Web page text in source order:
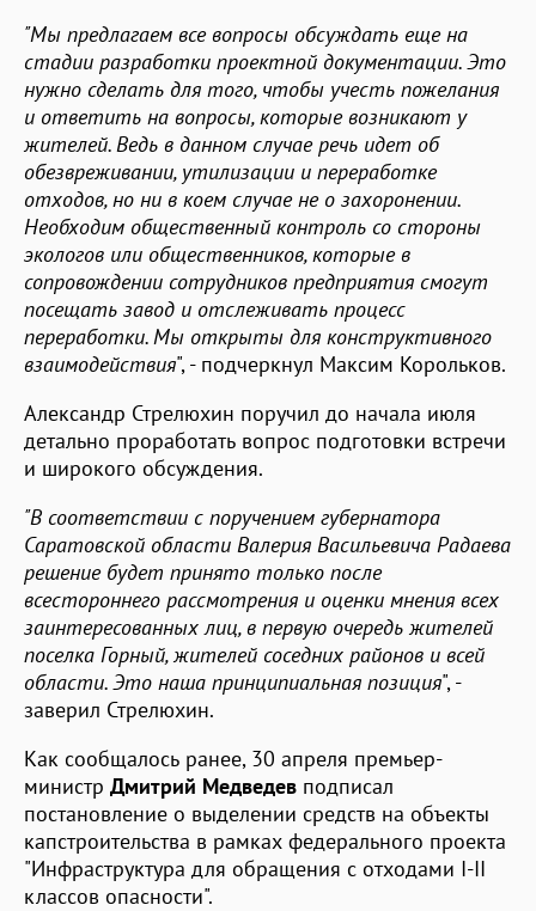
"Мы предлагаем все вопросы обсуждать еще на
стадии разработки проектной документации. Это
нужно сделать для того, чтобы учесть пожелания
и ответить на вопросы, которые возникают у
жителей. Ведь в данном случае речь идет об
обезвреживании, утилизации и переработке
отходов, но ни в коем случае не о захоронении.
Необходим общественный контроль со стороны
экологов или общественников, которые в
сопровождении сотрудников предприятия смогут
посещать завод и отслеживать процесс
переработки. Мы открыты для конструктивного
взаимодействия", - подчеркнул Максим Корольков.
Александр Стрелюхин поручил до начала июля
детально проработать вопрос подготовки встречи
и широкого обсуждения.
"В соответствии с поручением губернатора
Саратовской области Валерия Васильевича Радаева
решение будет принято только после
всестороннего рассмотрения и оценки мнения всех
заинтересованных лиц, в первую очередь жителей
поселка Горный, жителей соседних районов и всей
области. Это наша принципиальная позиция", -
заверил Стрелюхин.
Как сообщалось ранее, 30 апреля премьер-
министр Дмитрий Медведев подписал
постановление о выделении средств на объекты
капстроительства в рамках федерального проекта
"Инфраструктура для обращения с отходами I-II
классов опасности".